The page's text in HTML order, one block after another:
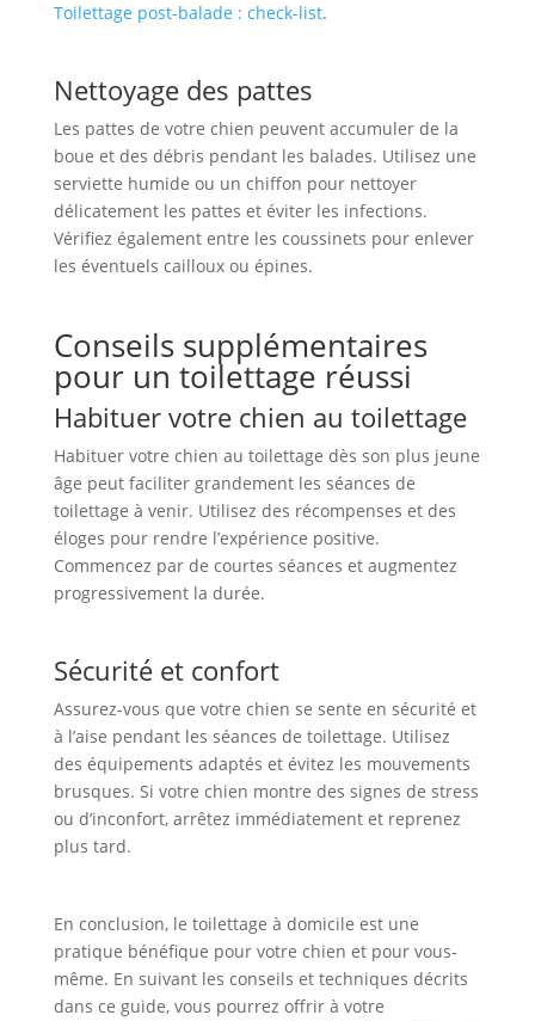
Toilettage post-balade : check-list.
Nettoyage des pattes
Les pattes de votre chien peuvent accumuler de la
boue et des débris pendant les balades. Utilisez une
serviette humide ou un chiffon pour nettoyer
délicatement les pattes et éviter les infections.
Vérifiez également entre les coussinets pour enlever
les éventuels cailloux ou épines.
Conseils supplémentaires
pour un toilettage réussi
Habituer votre chien au toilettage
Habituer votre chien au toilettage dès son plus jeune
âge peut faciliter grandement les séances de
toilettage à venir. Utilisez des récompenses et des
éloges pour rendre l’expérience positive.
Commencez par de courtes séances et augmentez
progressivement la durée.
Sécurité et confort
Assurez-vous que votre chien se sente en sécurité et
à l’aise pendant les séances de toilettage. Utilisez
des équipements adaptés et évitez les mouvements
brusques. Si votre chien montre des signes de stress
ou d’inconfort, arrêtez immédiatement et reprenez
plus tard.
En conclusion, le toilettage à domicile est une
pratique bénéfique pour votre chien et pour vous-
même. En suivant les conseils et techniques décrits
dans ce guide, vous pourrez offrir à votre